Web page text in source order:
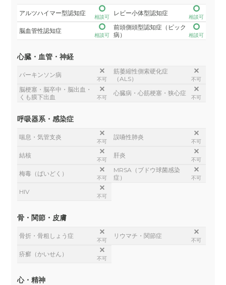
アルツハイマー型認知症
相談可
レビー小体型認知症
相談可
脳血管性認知症
相談可
前頭側頭型認知症（ピック
病）
相談可
心臓・血管・神経
パーキンソン病
不可
筋萎縮性側索硬化症
（ALS）
不可
脳梗塞・脳卒中・脳出血・
くも膜下出血
不可
心臓病・心筋梗塞・狭心症
不可
呼吸器系・感染症
喘息・気管支炎
不可
誤嚥性肺炎
不可
結核
不可
肝炎
不可
梅毒（ばいどく）
不可
MRSA（ブドウ球菌感染
症）
不可
HIV
不可
骨・関節・皮膚
骨折・骨粗しょう症
不可
リウマチ・関節症
不可
疥癬（かいせん）
不可
心・精神